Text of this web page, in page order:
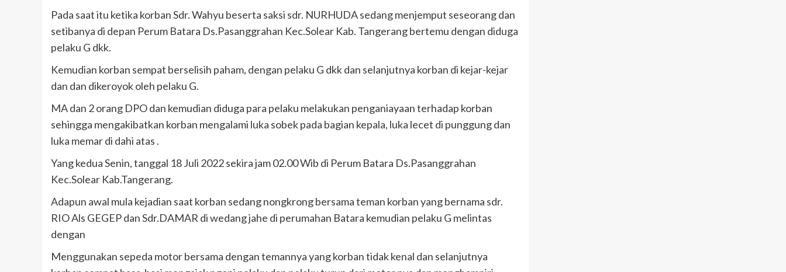
Pada saat itu ketika korban Sdr. Wahyu beserta saksi sdr. NURHUDA sedang menjemput seseorang dan
setibanya di depan Perum Batara Ds.Pasanggrahan Kec.Solear Kab. Tangerang bertemu dengan diduga
pelaku G dkk.
Kemudian korban sempat berselisih paham, dengan pelaku G dkk dan selanjutnya korban di kejar-kejar
dan dan dikeroyok oleh pelaku G.
MA dan 2 orang DPO dan kemudian diduga para pelaku melakukan penganiayaan terhadap korban
sehingga mengakibatkan korban mengalami luka sobek pada bagian kepala, luka lecet di punggung dan
luka memar di dahi atas .
Yang kedua Senin, tanggal 18 Juli 2022 sekira jam 02.00 Wib di Perum Batara Ds.Pasanggrahan
Kec.Solear Kab.Tangerang.
Adapun awal mula kejadian saat korban sedang nongkrong bersama teman korban yang bernama sdr.
RIO Als GEGEP dan Sdr.DAMAR di wedang jahe di perumahan Batara kemudian pelaku G melintas
dengan
Menggunakan sepeda motor bersama dengan temannya yang korban tidak kenal dan selanjutnya